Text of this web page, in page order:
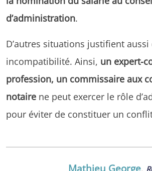
d’administration.
D’autres situations justifient aussi
incompatibilité. Ainsi, un expert-
profession, un commissaire aux
notaire ne peut exercer le rôle
pour éviter de constituer un
Mathieu George,